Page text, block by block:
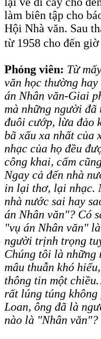
làm biên tập cho
Hội Nhà văn. Sau
từ 1958 cho đến
Phóng viên: Từ
văn học thường
án Nhân văn-Giai
mà những người
đuôi cướp, lừa đảo
bã xấu xa nhất của
nhạc của họ đều
công khai, cấm
Ngay cả đến nhà
in lại thơ, lại nhạc.
nhà nước sai hay
án Nhân văn"? Có
"vụ án Nhân văn"
người trịnh trọng
Chúng tôi là những
mâu thuẫn khó
thông tin một
rất lúng túng
Loan, ông đã là
nào là "Nhân